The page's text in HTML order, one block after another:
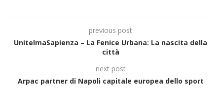
previous post
UnitelmaSapienza – La Fenice Urbana: La nascita della
città
next post
Arpac partner di Napoli capitale europea dello sport